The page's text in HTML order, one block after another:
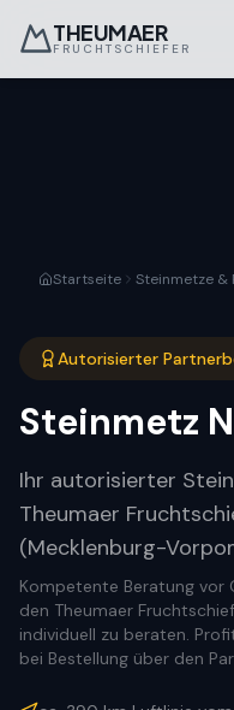
THEUMAER
FRUCHTSCHIEFER
Startseite Steinmetze &
Autorisierter
Steinmetz
Ihr autorisierter
Theumaer
(Mecklenburg-
Kompetente Beratung
den Theumaer
individuell zu beraten.
bei Bestellung über den